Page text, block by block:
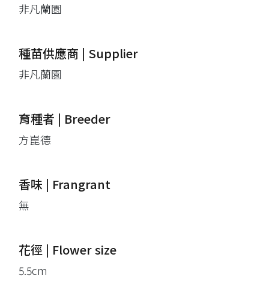
非凡蘭園
種苗供應商 | Supplier
非凡蘭園
育種者 | Breeder
方崑德
香味 | Frangrant
無
花徑 | Flower size
5.5cm